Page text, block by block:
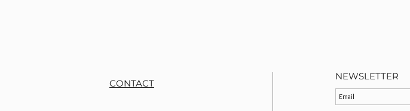
CONTACT
NEWSLETTER